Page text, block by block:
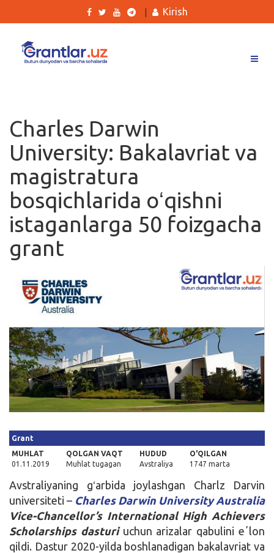
Ishlar
Kurslar
Blog
Yana
Kirish
Kirish
Charles Darwin
University: Bakalavriat va
magistratura
bosqichlarida oʻqishni
istaganlarga 50 foizgacha
grant
Grant
MUHLAT
01.11.2019
QOLGAN VAQT
Muhlat tugagan
HUDUD
Avstraliya
O'QILGAN
1747 marta
Avstraliyaning gʻarbida joylashgan Charlz Darvin
universiteti – Charles Darwin University Australia
Vice-Chancellor’s International High Achievers
Scholarships dasturi uchun arizalar qabulini eʼlon
qildi. Dastur 2020-yilda boshlanadigan bakalavriat va